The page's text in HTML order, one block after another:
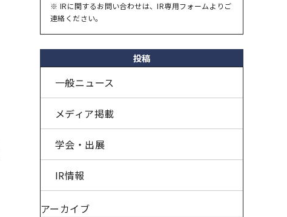
※ IRに関するお問い合わせは、IR専用フォームよりご
連絡ください。
投稿
一般ニュース
メディア掲載
学会・出展
IR情報
アーカイブ